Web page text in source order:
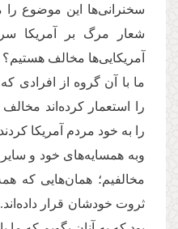
سخنرانی‌ها این موضوع را
شعار مرگ بر آمریکا
آمریکایی‌ها مخالف
ما با آن گروه از افرادی
را استعمار کرده‌اند
را به خود مردم آمریکا
وبه همسایه‌های خود و
مخالفیم؛ همان‌هایی که
ثروت خودشان قرار